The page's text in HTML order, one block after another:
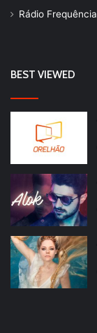
Rádio Frequência
BEST VIEWED